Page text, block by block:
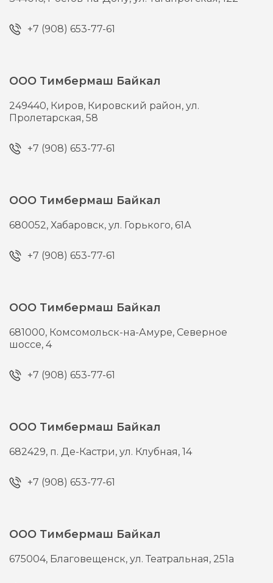
+7 (908) 653-77-61
ООО Тимбермаш Байкал
249440, Киров, Кировский район, ул.
Пролетарская, 58
+7 (908) 653-77-61
ООО Тимбермаш Байкал
680052,Хабаровск,ул. Горького, 61А
+7 (908) 653-77-61
ООО Тимбермаш Байкал
681000, Комсомольск-на-Амуре, Северное
шоссе, 4
+7 (908) 653-77-61
ООО Тимбермаш Байкал
682429, п. Де-Кастри,ул. Клубная, 14
+7 (908) 653-77-61
ООО Тимбермаш Байкал
675004, Благовещенск,ул. Театральная, 251а